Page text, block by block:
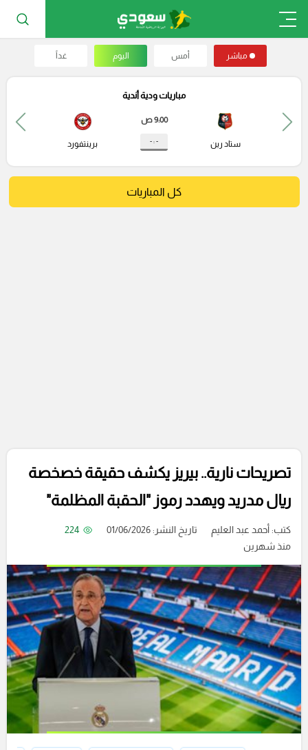
مباشر أمس اليوم غداً
مباريات ودية أندية
ستاد رين
9:00 ص
- : - برينتفورد
كل المباريات
تصريحات نارية.. بيريز يكشف حقيقة خصخصة
ريال مدريد ويهدد رموز "الحقبة المظلمة"
كتب:أحمد عبد العليم تاريخ النشر: 01/06/2026
224
منذ شهرين